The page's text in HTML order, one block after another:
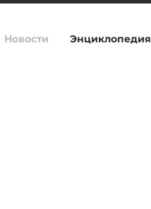
Новости Энциклопедия